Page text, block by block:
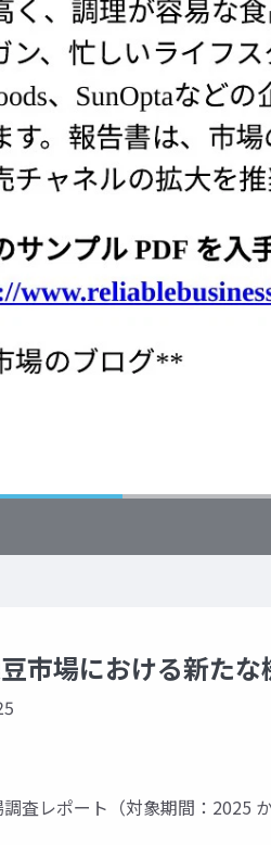
市場における新たな
査レポート（対象期間：2025 か